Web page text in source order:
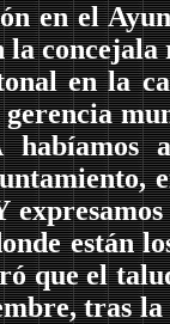
en el
en la
habíamos
están
que el
tras